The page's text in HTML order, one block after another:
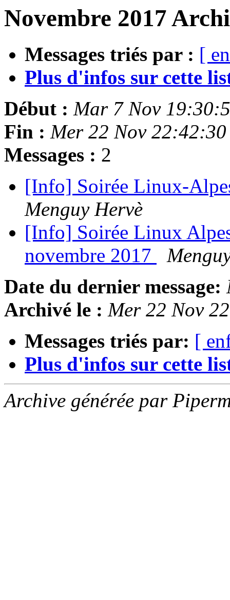
Novembre 2017
Messages triés par : [
Plus d'infos sur cette
Début : Mar 7 Nov
Fin : Mer 22 Nov
Messages : 2
[Info] Soirée Linux-
Menguy Hervè
[Info] Soirée Linux
novembre 2017
Date du dernier message:
Archivé le : Mer 22 Nov
Messages triés par: [
Plus d'infos sur cette
Archive générée par